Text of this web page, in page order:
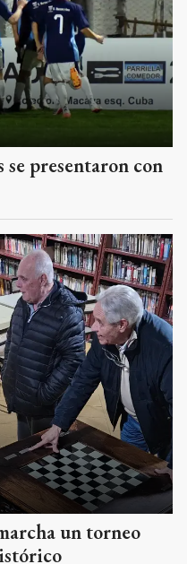
se presentaron con
un torneo